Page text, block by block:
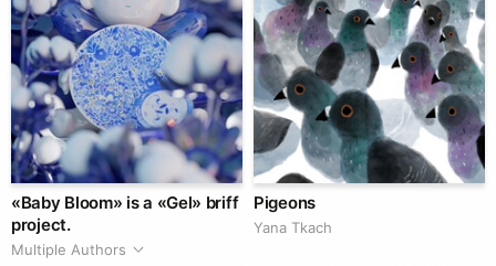
«Baby Bloom» is a «Gel» briff
project.
Multiple Authors
Pigeons
Yana Tkach